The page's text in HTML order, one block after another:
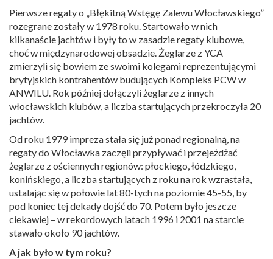
Pierwsze regaty o „Błękitną Wstęgę Zalewu Włocławskiego”
rozegrane zostały w 1978 roku. Startowało w nich
kilkanaście jachtów i były to w zasadzie regaty klubowe,
choć w międzynarodowej obsadzie. Żeglarze z YCA
zmierzyli się bowiem ze swoimi kolegami reprezentującymi
brytyjskich kontrahentów budujących Kompleks PCW w
ANWILU. Rok później dołączyli żeglarze z innych
włocławskich klubów, a liczba startujących przekroczyła 20
jachtów.
Od roku 1979 impreza stała się już ponad regionalną, na
regaty do Włocławka zaczęli przypływać i przejeżdżać
żeglarze z ościennych regionów: płockiego, łódzkiego,
konińskiego, a liczba startujących z roku na rok wzrastała,
ustalając się w połowie lat 80-tych na poziomie 45-55, by
pod koniec tej dekady dojść do 70. Potem było jeszcze
ciekawiej – w rekordowych latach 1996 i 2001 na starcie
stawało około 90 jachtów.
A jak było w tym roku?